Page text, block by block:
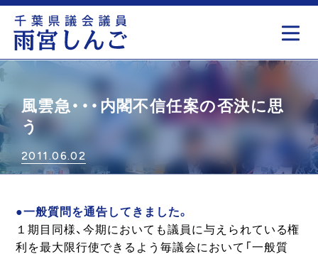
風雲急・・・内閣不信任案の否決に思
う
2011.06.02
●一般質問を通告してきました。
１期目同様、今期においても議員に与えられている権
利を最大限行使できるよう毎議会において「一般質